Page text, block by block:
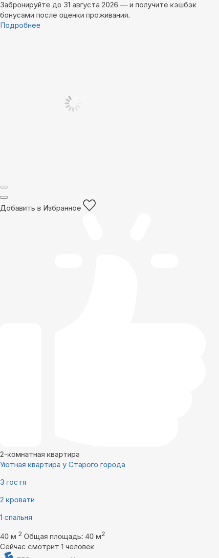
Забронируйте до 31 августа 2026 — и получите кэшбэк
бонусами после оценки проживания.
Подробнее
Добавить в Избранное
2-комнатная квартира
Уютная квартира у Старого города
3 гостя
2 кровати
1 спальня
40 м 2 Общая площадь: 40 м2
Сейчас смотрит 1 человек